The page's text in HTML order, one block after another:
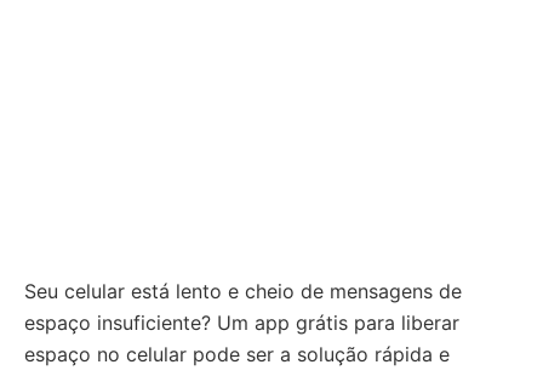
Seu celular está lento e cheio de mensagens de
espaço insuficiente? Um app grátis para liberar
espaço no celular pode ser a solução rápida e